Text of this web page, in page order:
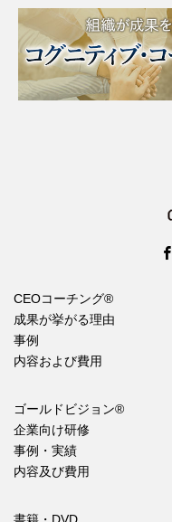
CEOコーチング®
成果が挙がる理由
事例
内容および費用
ゴールドビジョン®
企業向け研修
事例・実績
内容及び費用